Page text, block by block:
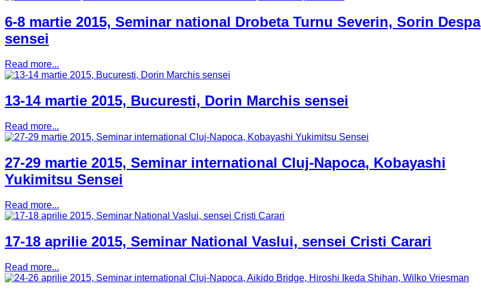
6-8 martie 2015, Seminar national Drobeta Turnu Severin, Sorin Despa
sensei
Read more...
13-14 martie 2015, Bucuresti, Dorin Marchis sensei
Read more...
27-29 martie 2015, Seminar international Cluj-Napoca, Kobayashi
Yukimitsu Sensei
Read more...
17-18 aprilie 2015, Seminar National Vaslui, sensei Cristi Carari
Read more...